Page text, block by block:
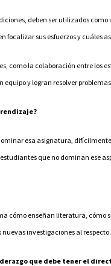
deben ser utilizados
focalizar sus esfuerzos y cuáles
como la colaboración entre los
equipo y logran resolver
esa asignatura,
que no dominan ese
cómo enseñan literatura,
investigaciones al respecto.
que debe tener el